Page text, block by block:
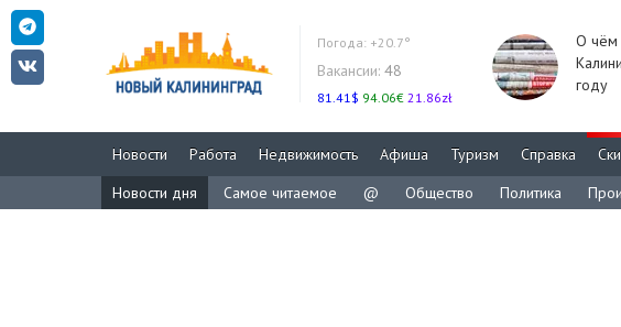
Погода: +20.7°
Вакансии: 48
81.41$ 94.06€ 21.86zł
О чём
году
Новости Работа Недвижимость Афиша Туризм Справка
Новости дня
Самое читаемое @ Общество Политика